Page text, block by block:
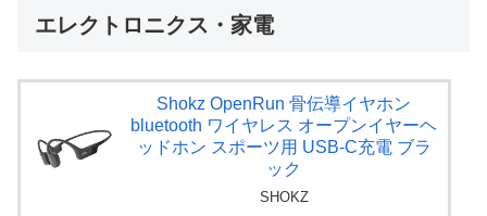
エレクトロニクス・家電
Shokz OpenRun 骨伝導イヤホン
bluetooth ワイヤレス オープンイヤーヘ
ッドホン スポーツ用 USB-C充電 ブラ
ック
SHOKZ